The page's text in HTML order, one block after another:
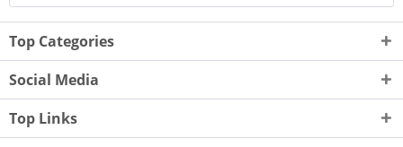
Top Categories
Social Media
Top Links